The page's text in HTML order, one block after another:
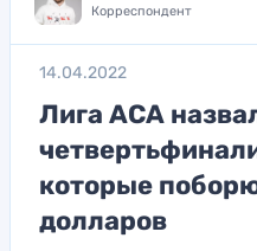
Корреспондент
14.04.2022
Лига АСА
которые
долларов